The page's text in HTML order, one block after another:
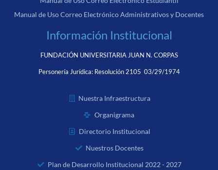
Manual de Uso Correo Electrónico Administrativos y Docentes
Información Institucional
FUNDACIÓN UNIVERSITARIA JUAN N. CORPAS
Personería Jurídica: Resolución 2105 03/29/1974
Nuestra Infraestructura
Organigrama
Directorio Institucional
Nuestros Docentes
Plan de Desarrollo Institucional 2022 - 2027